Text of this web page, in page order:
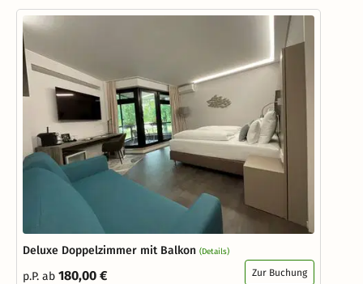
Deluxe Doppelzimmer mit Balkon (Details)
p.P. ab 180,00 € Zur Buchung